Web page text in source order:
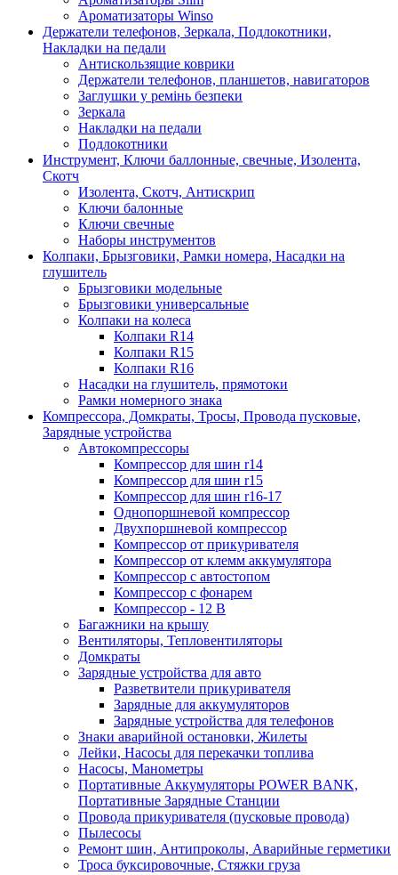
Ароматизаторы Winso
Держатели телефонов, Зеркала, Подлокотники,
Накладки на педали
Антискользящие коврики
Держатели телефонов, планшетов, навигаторов
Заглушки у ремінь безпеки
Зеркала
Накладки на педали
Подлокотники
Инструмент, Ключи баллонные, свечные, Изолента,
Скотч
Изолента, Скотч, Антискрип
Ключи балонные
Ключи свечные
Наборы инструментов
Колпаки, Брызговики, Рамки номера, Насадки на
глушитель
Брызговики модельные
Брызговики универсальные
Колпаки на колеса
Колпаки R14
Колпаки R15
Колпаки R16
Насадки на глушитель, прямотоки
Рамки номерного знака
Компрессора, Домкраты, Тросы, Провода пусковые,
Зарядные устройства
Автокомпрессоры
Компрессор для шин r14
Компрессор для шин r15
Компрессор для шин r16-17
Однопоршневой компрессор
Двухпоршневой компрессор
Компрессор от прикуривателя
Компрессор от клемм аккумулятора
Компрессор с автостопом
Компрессор с фонарем
Компрессор - 12 В
Багажники на крышу
Вентиляторы, Тепловентиляторы
Домкраты
Зарядные устройства для авто
Разветвители прикуривателя
Зарядные для аккумуляторов
Зарядные устройства для телефонов
Знаки аварийной остановки, Жилеты
Лейки, Насосы для перекачки топлива
Насосы, Манометры
Портативные Аккумуляторы POWER BANK,
Портативные Зарядные Станции
Провода прикуривателя (пусковые провода)
Пылесосы
Ремонт шин, Антипроколы, Аварийные герметики
Троса буксировочные, Стяжки груза